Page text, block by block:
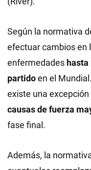
Según la normativa
efectuar cambios en
enfermedades
partidoen el
existe una
causas de fuerza
fase final.
Además, la